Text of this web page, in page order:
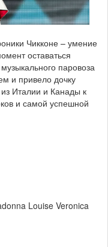
Чикконе – умение
оставаться
паровоза
и привело дочку
Италии и Канады к
и самой успешной
Louise Veronica